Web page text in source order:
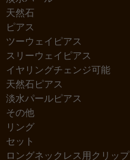
天然石
ピアス
ツーウェイピアス
スリーウェイピアス
イヤリングチェンジ可能
天然石ピアス
淡水パールピアス
その他
リング
セット
ロングネックレス用クリップ